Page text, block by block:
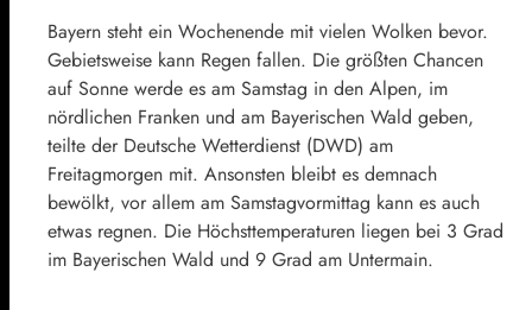
Bayern steht ein Wochenende mit vielen Wolken bevor.
Gebietsweise kann Regen fallen. Die größten Chancen
auf Sonne werde es am Samstag in den Alpen, im
nördlichen Franken und am Bayerischen Wald geben,
teilte der Deutsche Wetterdienst (DWD) am
Freitagmorgen mit. Ansonsten bleibt es demnach
bewölkt, vor allem am Samstagvormittag kann es auch
etwas regnen. Die Höchsttemperaturen liegen bei 3 Grad
im Bayerischen Wald und 9 Grad am Untermain.